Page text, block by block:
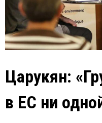
Царукян:
в ЕС ни